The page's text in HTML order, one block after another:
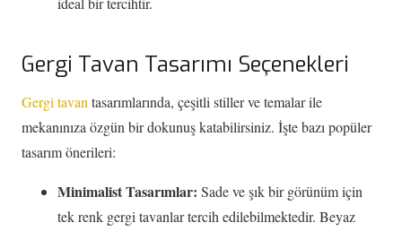
Gergi Tavan Tasarımı Seçenekleri
Gergi tavantasarımlarında, çeşitli stiller ve temalar ile
mekanınıza özgün bir dokunuş katabilirsiniz. İşte bazı popüler
tasarım önerileri:
Minimalist Tasarımlar: Sade ve şık bir görünüm için
tek renk gergi tavanlar tercih edilebilmektedir. Beyaz